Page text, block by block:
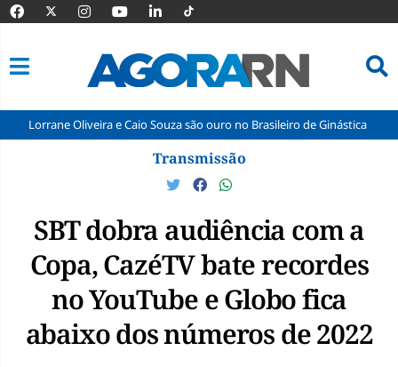
Oliveira e Caio Souza são ouro no Brasileiro de Ginástica
Transmissão
SBT dobra audiência com a
Copa, CazéTV bate recordes
no YouTube e Globo fica
abaixo dos números de 2022